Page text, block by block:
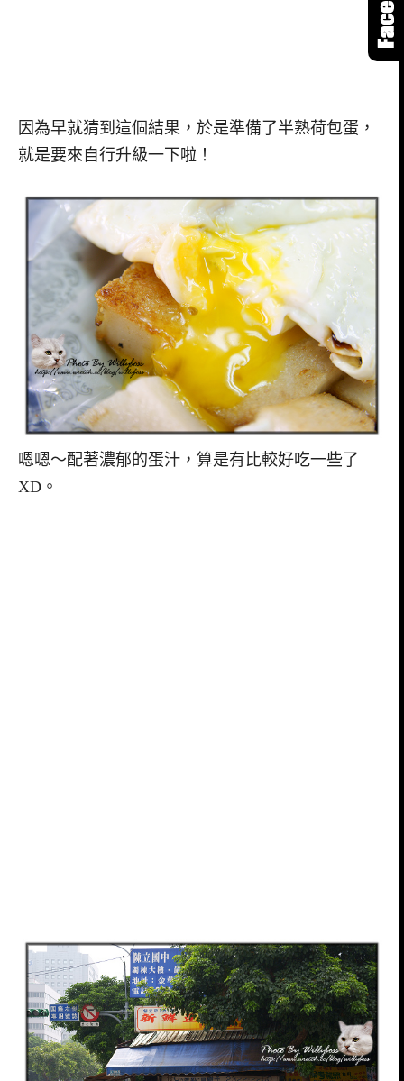
因為早就猜到這個結果，於是準備了半熟荷包蛋，
就是要來自行升級一下啦！
嗯嗯～配著濃郁的蛋汁，算是有比較好吃一些了
XD。